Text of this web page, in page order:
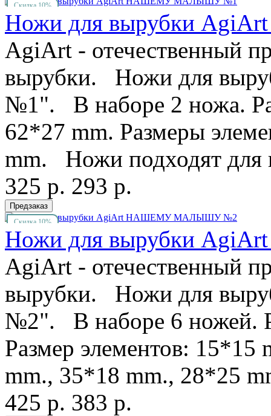
Скидка 10%
Ножи для вырубки
AgiArt - отечественный
вырубки. Ножи для
№1". В наборе 2 ножа.
62*27 mm. Размеры
mm. Ножи подходят для
325 р. 293 р.
Скидка 10%
Ножи для вырубки
AgiArt - отечественный
вырубки. Ножи для
№2". В наборе 6 ножей.
Размер элементов:
mm., 35*18 mm., 28*25
425 р. 383 р.